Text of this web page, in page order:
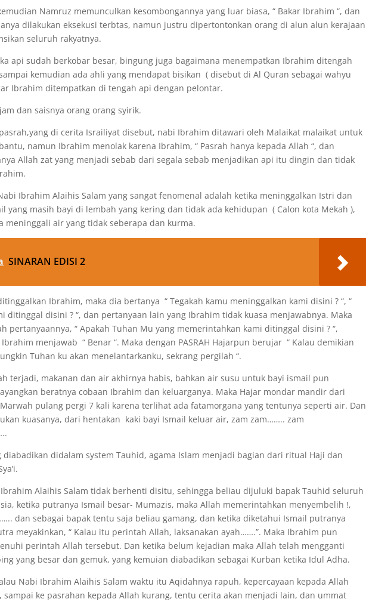
Namruz memunculkan kesombongannya yang luar biasa, “ Bakar Ibrahim “, dan
dilakukan eksekusi terbtas, namun justru dipertontonkan orang di alun alun kerajaan
seluruh rakyatnya.
api sudah berkobar besar, bingung juga bagaimana menempatkan Ibrahim ditengah
kemudian ada ahli yang mendapat bisikan ( disebut di Al Quran sebagai wahyu
Ibrahim ditempatkan di tengah api dengan pelontar.
dan saisnya orang orang syirik.
di cerita Israiliyat disebut, nabi Ibrahim ditawari oleh Malaikat malaikat untuk
namun Ibrahim menolak karena Ibrahim, “ Pasrah hanya kepada Allah “, dan
Allah zat yang menjadi sebab dari segala sebab menjadikan api itu dingin dan tidak
Ibrahim Alaihis Salam yang sangat fenomenal adalah ketika meninggalkan Istri dan
yang masih bayi di lembah yang kering dan tidak ada kehidupan ( Calon kota Mekah ),
meninggali air yang tidak seberapa dan kurma.
SINARAN EDISI 2
Ibrahim, maka dia bertanya “ Tegakah kamu meninggalkan kami disini ? “, “
ditinggal disini ? “, dan pertanyaan lain yang Ibrahim tidak kuasa menjawabnya. Maka
pertanyaannya, “ Apakah Tuhan Mu yang memerintahkan kami ditinggal disini ? “,
menjawab “ Benar “. Maka dengan PASRAH Hajarpun berujar “ Kalau demikian
Tuhan ku akan menelantarkanku, sekrang pergilah “.
terjadi, makanan dan air akhirnya habis, bahkan air susu untuk bayi ismail pun
beratnya cobaan Ibrahim dan keluarganya. Maka Hajar mondar mandir dari
pulang pergi 7 kali karena terlihat ada fatamorgana yang tentunya seperti air. Dan
kuasanya, dari hentakan kaki bayi Ismail keluar air, zam zam…….. zam
diabadikan didalam system Tauhid, agama Islam menjadi bagian dari ritual Haji dan
Alaihis Salam tidak berhenti disitu, sehingga beliau dijuluki bapak Tauhid seluruh
ketika putranya Ismail besar- Mumazis, maka Allah memerintahkan menyembelih !,
dan sebagai bapak tentu saja beliau gamang, dan ketika diketahui Ismail putranya
meyakinkan, “ Kalau itu perintah Allah, laksanakan ayah…….”. Maka Ibrahim pun
perintah Allah tersebut. Dan ketika belum kejadian maka Allah telah mengganti
yang besar dan gemuk, yang kemuian diabadikan sebagai Kurban ketika Idul Adha.
Nabi Ibrahim Alaihis Salam waktu itu Aqidahnya rapuh, kepercayaan kepada Allah
sampai ke pasrahan kepada Allah kurang, tentu cerita akan menjadi lain, dan ummat